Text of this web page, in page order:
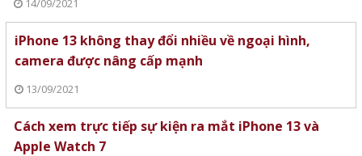
14/09/2021
iPhone 13 không thay đổi nhiều về ngoại hình,
camera được nâng cấp mạnh
13/09/2021
Cách xem trực tiếp sự kiện ra mắt iPhone 13 và
Apple Watch 7